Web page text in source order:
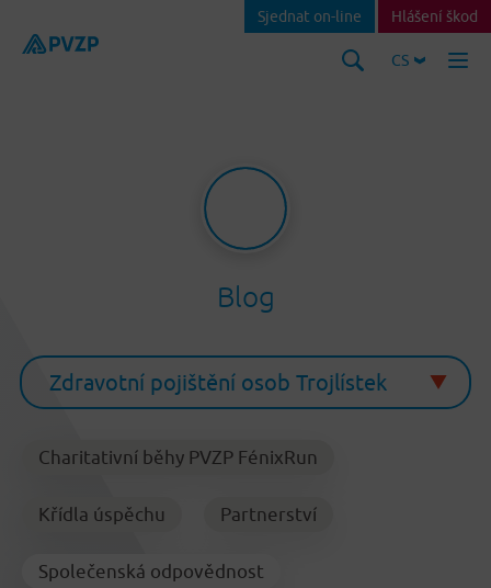
CS
Sjednat on-line Hlášení škod
Blog
Charitativní běhy PVZP FénixRun
Křídla úspěchu Partnerství
Společenská odpovědnost